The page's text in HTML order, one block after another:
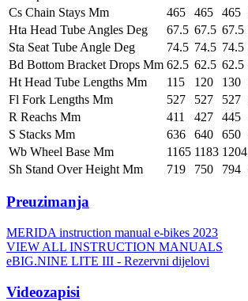
Cs Chain Stays Mm
465 465 465
Hta Head Tube Angles Deg
67.5 67.5 67.5
Sta Seat Tube Angle Deg
74.5 74.5 74.5
Bd Bottom Bracket Drops Mm 62.5 62.5 62.5
Ht Head Tube Lengths Mm
115 120 130
Fl Fork Lengths Mm
527 527 527
R Reachs Mm
411 427 445
S Stacks Mm
636 640 650
Wb Wheel Base Mm
1165 1183 1204
Sh Stand Over Height Mm
719 750 794
Preuzimanja
MERIDA instruction manual e-bikes 2023
VIEW ALL INSTRUCTION MANUALS
eBIG.NINE LITE III - Rezervni dijelovi
Videozapisi